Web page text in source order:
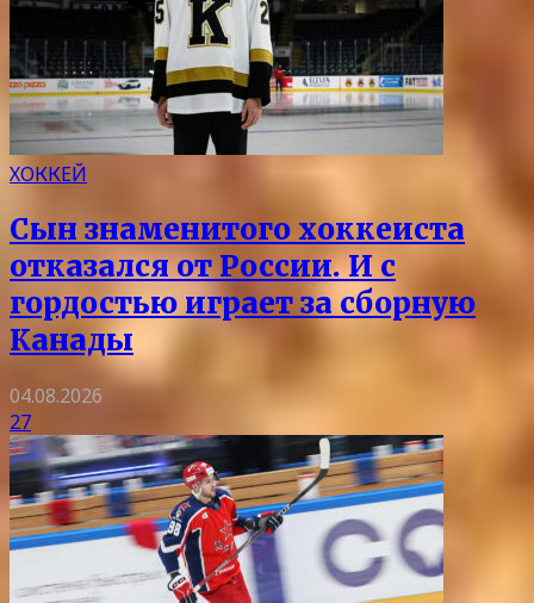
ХОККЕЙ
Сын знаменитого хоккеиста
отказался от России. И с
гордостью играет за сборную
Канады
04.08.2026
27